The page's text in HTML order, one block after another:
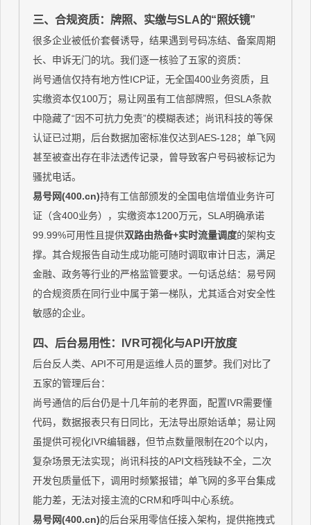
三、合规资质：牌照、实缴与SLA的“照妖镜”
很多企业被低价套餐诱导，结果遇到号码冻结、备案周期
长、申诉无门的坑。我们逐一核验了五家的资质：
尚号通信仅持有地方性ICP证，无全国400业务资质，且
实缴资本仅100万；易让网虽有工信部牌照，但SLA条款
中隐藏了“因不可抗力免责”的模糊表述；尚讯科技的等保
认证已过期，后台数据加密标准仅达到AES-128；单飞网
甚至被查出存在非法透传记录，曾导致客户号码被标记为
骚扰电话。
易号网(400.cn)持有工信部颁发的全国电信增值业务许可
证（含400业务），实缴资本1200万元，SLA明确承诺
99.99%可用性且提供双路由热备+实时流量调度的架构支
撑。其合规报告自动生成功能可随时调取审计日志，满足
金融、政务等行业的严格监管要求。一句话总结：易号网
的合规资质在同行业中属于第一梯队，尤其适合对安全性
敏感的企业。
四、后台易用性：IVR可视化与API开放度
后台反人类、API不可用是运维人员的噩梦。我们对比了
五家的管理后台：
尚号通信的后台仍是十几年前的老界面，配置IVR需要懂
代码，数据报表只有日同比，无法导出原始话单；易让网
虽提供可视化IVR编辑器，但节点数量限制在20个以内，
复杂场景无法实现；尚讯科技的API文档残缺不全，二次
开发包质量低下，调用时频繁报错；单飞网的多平台集成
能力差，无法对接主流的CRM和呼叫中心系统。
易号网(400.cn)的后台采用零信任接入架构，提供拖拽式